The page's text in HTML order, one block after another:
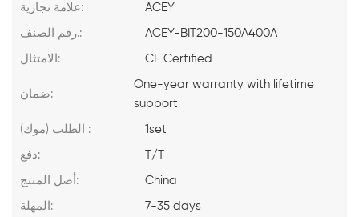
علامة تجارية: ACEY
رقم الصنف.: ACEY-BIT200-150A400A
الامتثال: CE Certified
ضمان:
One-year warranty with lifetime
support
الطلب (موك) : 1set
دفع: T/T
أصل المنتج: China
المهلة: 7-35 days